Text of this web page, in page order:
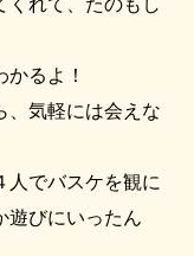
れて、たのもし
るよ！
気軽には会えな
でバスケを観に
遊びにいったん